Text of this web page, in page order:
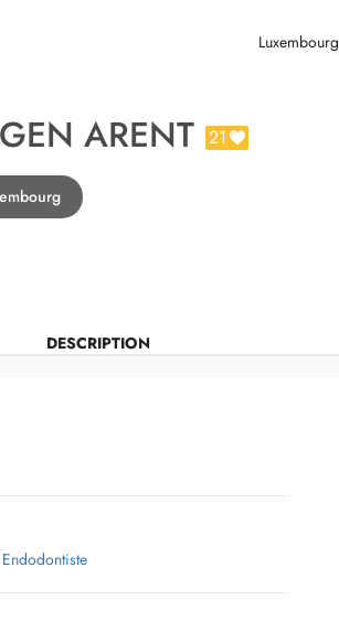
Luxembourg
ARENT 21
DESCRIPTION
Endodontiste